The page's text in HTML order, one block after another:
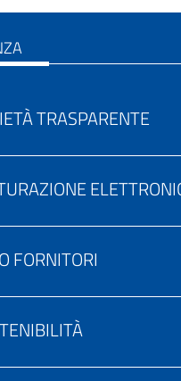
TRASPARENTE
FORNITORI